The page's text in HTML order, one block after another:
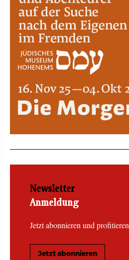
Newsletter
Anmeldung
Jetzt abonnieren und profitieren
Jetzt abonnieren